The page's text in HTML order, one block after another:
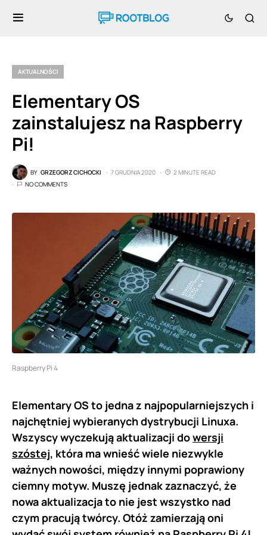
AKTUALNOŚCI
Elementary OS
zainstalujesz na Raspberry
Pi!
BY GRZEGORZ CICHOCKI 7 GRUDNIA 2020
2 MINUTE READ
NO COMMENTS
Raspberry Pi 4
Elementary OS to jedna z najpopularniejszych i
najchętniej wybieranych dystrybucji Linuxa.
Wszyscy wyczekują aktualizacji dowersji
szóstej, która ma wnieść wiele niezwykle
ważnych nowości, między innymi poprawiony
ciemny motyw. Muszę jednak zaznaczyć, że
nowa aktualizacja to nie jest wszystko nad
czym pracują twórcy. Otóż zamierzają oni